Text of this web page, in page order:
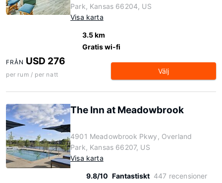
Park, Kansas 66204, US
Visa karta
3.5 km
Gratis wi-fi
FRÅN USD 276
per rum / per natt Välj
The Inn at Meadowbrook
4901 Meadowbrook Pkwy, Overland
Park, Kansas 66207, US
Visa karta
9.8/10 Fantastiskt 447 recensioner